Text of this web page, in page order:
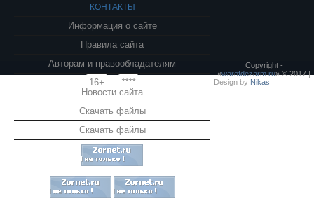
КОНТАКТЫ
Информация о сайте
Правила сайта
Авторам и правообладателям
16+
****
Новости сайта
Скачать файлы
Скачать файлы
Copyright -
«warofdezarm.ru» © 2017 |
Design by Nikas